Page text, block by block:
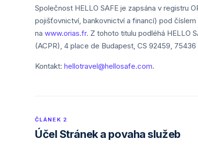
Společnost HELLO SAFE je zapsána v registru
pojišťovnictví, bankovnictví a financí) pod
na www.orias.fr. Z tohoto titulu podléhá HELLO
(ACPR), 4 place de Budapest, CS 92459,
Kontakt: hellotravel@hellosafe.com.
ČLÁNEK 2
Účel Stránek a povaha služeb